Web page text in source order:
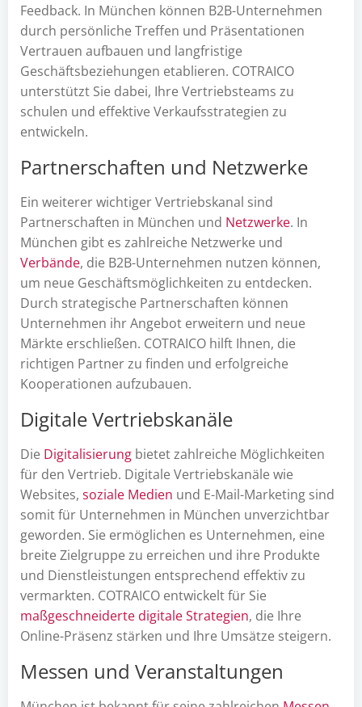
Feedback. In München können B2B-Unternehmen
durch persönliche Treffen und Präsentationen
Vertrauen aufbauen und langfristige
Geschäftsbeziehungen etablieren. COTRAICO
unterstützt Sie dabei, Ihre Vertriebsteams zu
schulen und effektive Verkaufsstrategien zu
entwickeln.
Partnerschaften und Netzwerke
Ein weiterer wichtiger Vertriebskanal sind
Partnerschaften in München und Netzwerke. In
München gibt es zahlreiche Netzwerke und
Verbände, die B2B-Unternehmen nutzen können,
um neue Geschäftsmöglichkeiten zu entdecken.
Durch strategische Partnerschaften können
Unternehmen ihr Angebot erweitern und neue
Märkte erschließen. COTRAICO hilft Ihnen, die
richtigen Partner zu finden und erfolgreiche
Kooperationen aufzubauen.
Digitale Vertriebskanäle
Die Digitalisierung bietet zahlreiche Möglichkeiten
für den Vertrieb. Digitale Vertriebskanäle wie
Websites, soziale Medien und E-Mail-Marketing sind
somit für Unternehmen in München unverzichtbar
geworden. Sie ermöglichen es Unternehmen, eine
breite Zielgruppe zu erreichen und ihre Produkte
und Dienstleistungen entsprechend effektiv zu
vermarkten. COTRAICO entwickelt für Sie
maßgeschneiderte digitale Strategien, die Ihre
Online-Präsenz stärken und Ihre Umsätze steigern.
Messen und Veranstaltungen